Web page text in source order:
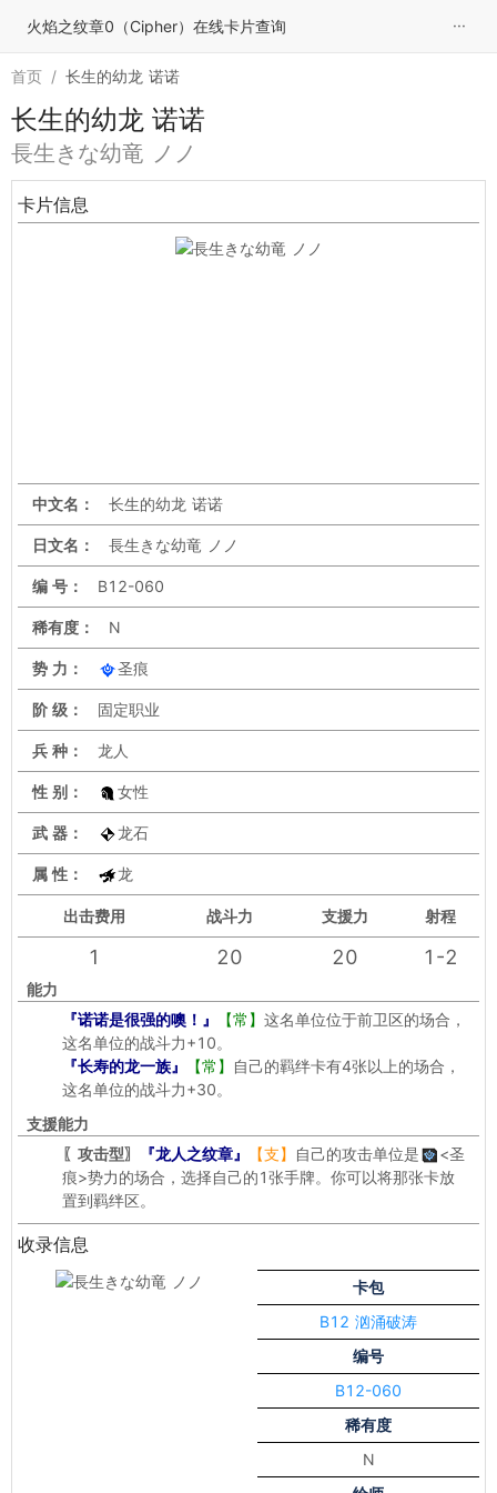
火焰之纹章0（Cipher）在线卡片查询 ···
首页 / 长生的幼龙 诺诺
长生的幼龙 诺诺
長生きな幼竜 ノノ
卡片信息
中文名： 长生的幼龙 诺诺
日文名： 長生きな幼竜 ノノ
编 号： B12-060
稀有度： N
势 力： 圣痕
阶 级： 固定职业
兵 种： 龙人
性 别： 女性
武 器： 龙石
属 性： 龙
出击费用 战斗力 支援力 射程
1 20 20 1-2
能力
『诺诺是很强的噢！』
【常】 这名单位位于前卫区的场合，
这名单位的战斗力+10。
『长寿的龙一族』
【常】
自己的羁绊卡有4张以上的场合，
这名单位的战斗力+30。
支援能力
〖攻击型〗
『龙人之纹章』 【支】 自己的攻击单位是
<圣
痕>势力的场合，选择自己的1张手牌。你可以将那张卡放
置到羁绊区。
收录信息
卡包
B12 汹涌破涛
编号
B12-060
稀有度
N